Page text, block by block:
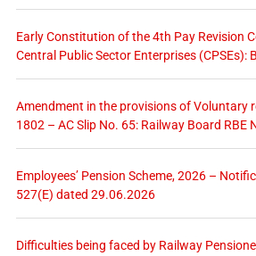
Early Constitution of the 4th Pay Revision
Central Public Sector Enterprises (CPSEs):
Amendment in the provisions of Voluntary
1802 – AC Slip No. 65: Railway Board RBE
Employees’ Pension Scheme, 2026 –
527(E) dated 29.06.2026
Difficulties being faced by Railway